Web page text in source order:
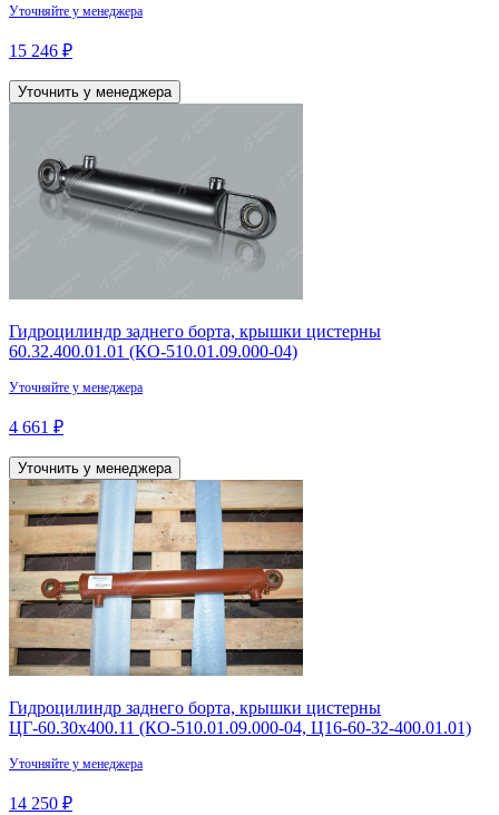
Уточняйте у менеджера
15 246 ₽
Уточнить у менеджера
Гидроцилиндр заднего борта, крышки цистерны
60.32.400.01.01 (КО-510.01.09.000-04)
Уточняйте у менеджера
4 661 ₽
Уточнить у менеджера
Гидроцилиндр заднего борта, крышки цистерны
ЦГ-60.30х400.11 (КО-510.01.09.000-04, Ц16-60-32-400.01.01)
Уточняйте у менеджера
14 250 ₽